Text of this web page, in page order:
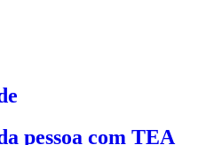
pessoa com TEA